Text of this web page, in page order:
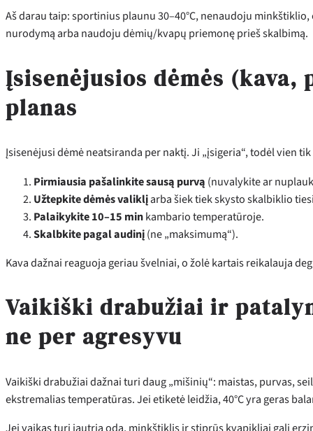
Aš darau taip: sportinius plaunu 30–40°C, nenaudoju
nurodymą arba naudoju dėmių/kvapų priemonę prieš skalbimą.
Įsisenėjusios dėmės
planas
Įsisenėjusi dėmė neatsiranda per naktį. Ji „įsigeria“, todėl vien
Pirmiausia pašalinkite sausą purvą (nuvalykite ar
Užtepkite dėmės valiklįarba šiek tiek skysto skalbiklio
Palaikykite 10–15 minkambario temperatūroje.
Skalbkite pagal audinį(ne „maksimumą“).
Kava dažnai reaguoja geriau švelniai, o žolė kartais reikalauja
Vaikiški drabužiai ir
ne per agresyvu
Vaikiški drabužiai dažnai turi daug „mišinių“: maistas, purvas,
ekstremalias temperatūras. Jei etiketė leidžia, 40°C yra geras